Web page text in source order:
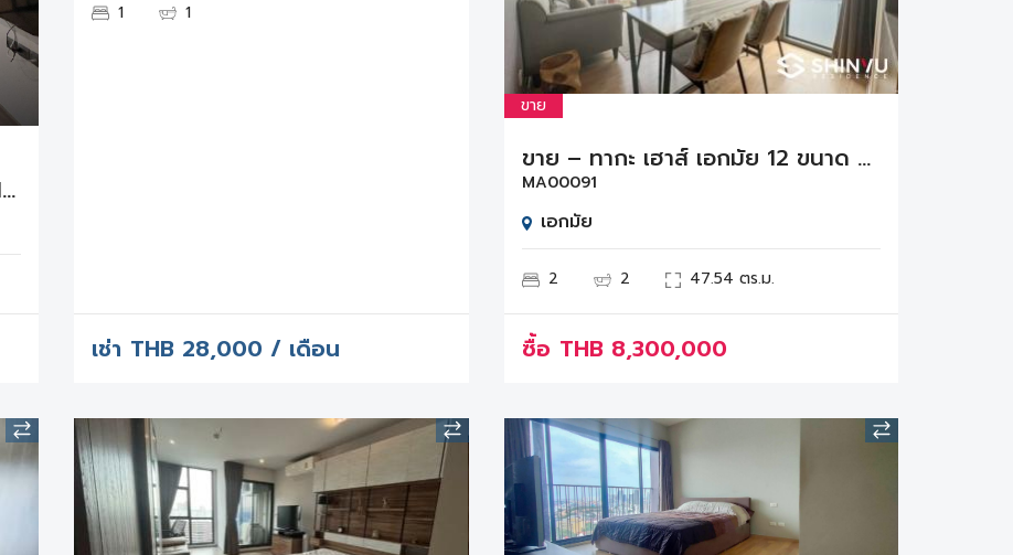
ขายคอนโด Rhythm Ekkamai ชั้น 16 มีผู้เช่าแล้ว | ใกล้ BTS เอกมัย พร้อมรับค่าเช่าทันที
1 1
เช่า THB 28,000 / เดือน
ขาย
ขาย – ทากะ เฮาส์ เอกมัย 12 ขนาด 47.54 ตรม. 2 ห้องนอน 2 ห้องน้ำ ชั้น 8
MA00091
เอกมัย
2 2 47.54 ตร.ม.
ซื้อ THB 8,300,000